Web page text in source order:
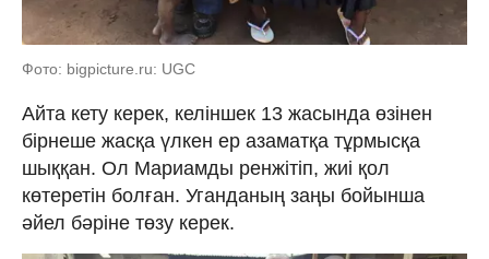
Фото: bigpicture.ru: UGC
Айта кету керек, келіншек 13 жасында өзінен
бірнеше жасқа үлкен ер азаматқа тұрмысқа
шыққан. Ол Мариамды ренжітіп, жиі қол
көтеретін болған. Уганданың заңы бойынша
әйел бәріне төзу керек.